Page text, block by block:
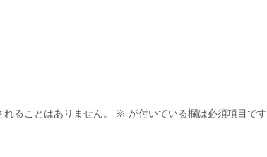
ることはありません。 ※ が付いている欄は必須項目です